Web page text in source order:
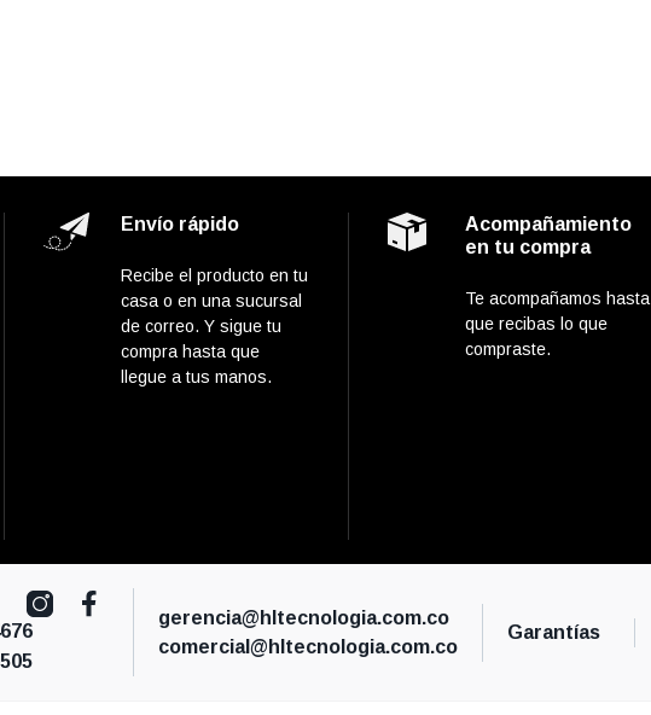
Envío rápido
Recibe el producto en tu
casa o en una sucursal
de correo. Y sigue tu
compra hasta que
llegue a tus manos.
Acompañamiento
en tu compra
Te acompañamos hasta
que recibas lo que
compraste.
gerencia@hltecnologia.com.co
comercial@hltecnologia.com.co
Garantías